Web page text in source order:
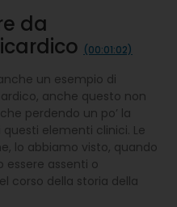
da
(00:01:02)
un esempio di
anche questo non
perdendo un po’ la
elementi clinici. Le
lo abbiamo visto, quando
essere assenti o
corso della storia della